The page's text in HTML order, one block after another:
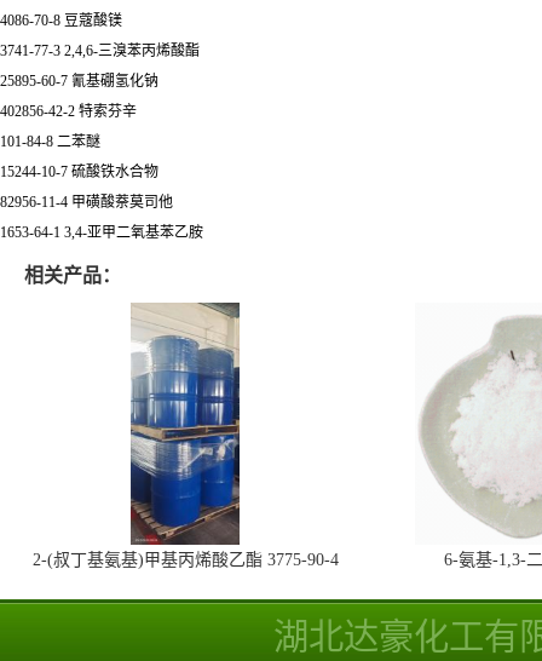
4086-70-8 豆蔻酸镁
3741-77-3 2,4,6-三溴苯丙烯酸酯
25895-60-7 氰基硼氢化钠
402856-42-2 特索芬辛
101-84-8 二苯醚
15244-10-7 硫酸铁水合物
82956-11-4 甲磺酸萘莫司他
1653-64-1 3,4-亚甲二氧基苯乙胺
相关产品：
2-(叔丁基氨基)甲基丙烯酸乙酯 3775-90-4 6-氨基-1,3-
湖北达豪化工有